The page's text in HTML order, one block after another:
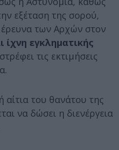
εξέταση της σορού,
των Αρχών στον
ίχνη εγκληματικής
τις εκτιμήσεις
αίτια του θανάτου της
να δώσει η διενέργεια